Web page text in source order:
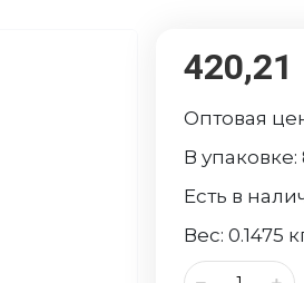
420,21
Оптовая
В упаковке:
Есть в
Вес: 0.1475